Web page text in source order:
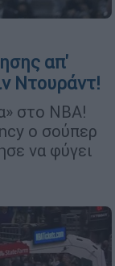
απ'
Ντουράντ!
στο NBA!
ο σούπερ
να φύγει